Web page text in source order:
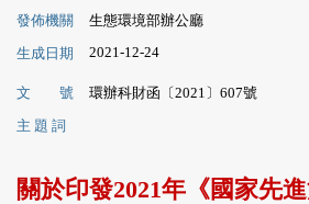
發佈機關
生態環境部辦公廳
生成日期
2021-12-24
文 號
環辦科財函〔2021〕607號
主 題 詞
關於印發2021年《國家先